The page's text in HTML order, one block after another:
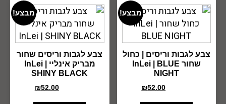
מבצע!
צבע לגבות וריסים | כחול
שחור InLei | BLUE
NIGHT
₪52.00
מבצע!
צבע לגבות וריסים שחור
מבריק אינליי InLei |
SHINY BLACK
₪52.00